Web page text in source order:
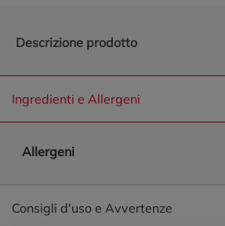
Descrizione prodotto
Ingredienti e Allergeni
Allergeni
Consigli d'uso e Avvertenze